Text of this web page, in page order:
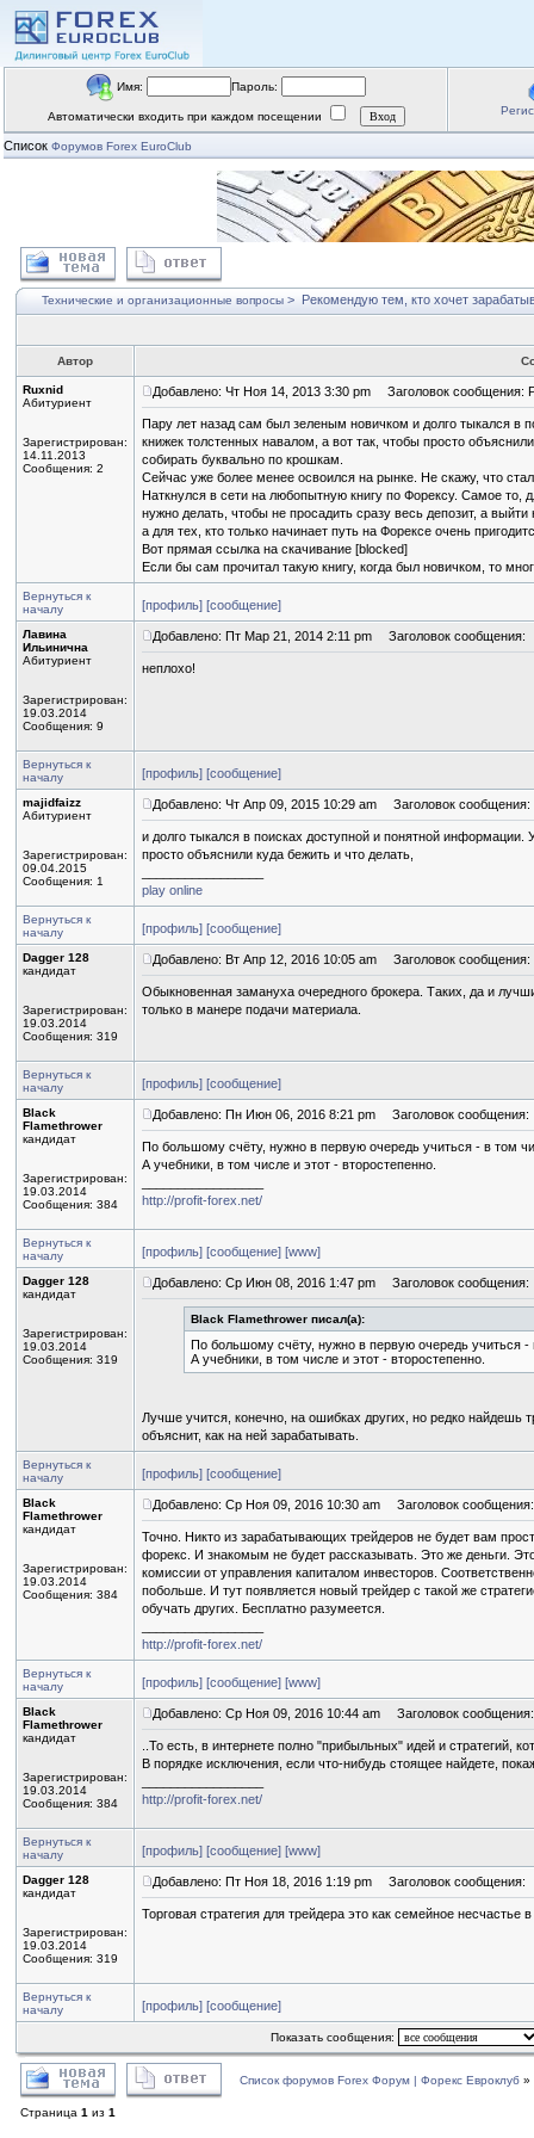
Имя: Пароль:
Автоматически входить при каждом посещении
Список Форумов Forex EuroClub
Технические и организационные вопросы > Рекомендую тем, кто хочет
Автор
Ruxnid
Абитуриент
Зарегистрирован:
14.11.2013
Сообщения: 2
Добавлено: Чт Ноя 14, 2013 3:30 pm Заголовок сообщения:
Пару лет назад сам был зеленым новичком и долго тыкался в
книжек толстенных навалом, а вот так, чтобы просто
собирать буквально по крошкам.
Сейчас уже более менее освоился на рынке. Не скажу, что
Наткнулся в сети на любопытную книгу по Форексу. Самое то,
нужно делать, чтобы не просадить сразу весь депозит, а
а для тех, кто только начинает путь на Форексе очень
Вот прямая ссылка на скачивание [blocked]
Если бы сам прочитал такую книгу, когда был новичком, то
Вернуться к
началу
[профиль] [сообщение]
Лавина
Ильинична
Абитуриент
Зарегистрирован:
19.03.2014
Сообщения: 9
Добавлено: Пт Мар 21, 2014 2:11 pm Заголовок сообщения:
неплохо!
Вернуться к
началу
[профиль] [сообщение]
majidfaizz
Абитуриент
Зарегистрирован:
09.04.2015
Сообщения: 1
Добавлено: Чт Апр 09, 2015 10:29 am Заголовок сообщения:
и долго тыкался в поисках доступной и понятной
просто объяснили куда бежить и что делать,
play online
Вернуться к
началу
[профиль] [сообщение]
Dagger 128
кандидат
Зарегистрирован:
19.03.2014
Сообщения: 319
Добавлено: Вт Апр 12, 2016 10:05 am Заголовок сообщения:
Обыкновенная замануха очередного брокера. Таких, да и
только в манере подачи материала.
Вернуться к
началу
[профиль] [сообщение]
Black
Flamethrower
кандидат
Зарегистрирован:
19.03.2014
Сообщения: 384
Добавлено: Пн Июн 06, 2016 8:21 pm Заголовок сообщения:
По большому счёту, нужно в первую очередь учиться - в том
А учебники, в том числе и этот - второстепенно.
http://profit-forex.net/
Вернуться к
началу
[профиль] [сообщение] [www]
Dagger 128
кандидат
Зарегистрирован:
19.03.2014
Сообщения: 319
Добавлено: Ср Июн 08, 2016 1:47 pm Заголовок сообщения:
Black Flamethrower писал(а):
По большому счёту, нужно в первую очередь учиться
А учебники, в том числе и этот - второстепенно.
Лучше учится, конечно, на ошибках других, но редко найдешь
объяснит, как на ней зарабатывать.
Вернуться к
началу
[профиль] [сообщение]
Black
Flamethrower
кандидат
Зарегистрирован:
19.03.2014
Сообщения: 384
Добавлено: Ср Ноя 09, 2016 10:30 am Заголовок сообщения:
Точно. Никто из зарабатывающих трейдеров не будет вам
форекс. И знакомым не будет рассказывать. Это же деньги.
комиссии от управления капиталом инвесторов.
побольше. И тут появляется новый трейдер с такой же
обучать других. Бесплатно разумеется.
http://profit-forex.net/
Вернуться к
началу
[профиль] [сообщение] [www]
Black
Flamethrower
кандидат
Зарегистрирован:
19.03.2014
Сообщения: 384
Добавлено: Ср Ноя 09, 2016 10:44 am Заголовок сообщения:
..То есть, в интернете полно "прибыльных" идей и
В порядке исключения, если что-нибудь стоящее найдете,
http://profit-forex.net/
Вернуться к
началу
[профиль] [сообщение] [www]
Dagger 128
кандидат
Зарегистрирован:
19.03.2014
Сообщения: 319
Добавлено: Пт Ноя 18, 2016 1:19 pm Заголовок сообщения:
Торговая стратегия для трейдера это как семейное
Вернуться к
началу
[профиль] [сообщение]
Показать сообщения:
Список форумов Forex Форум | Форекс Евроклуб »
Страница 1 из 1